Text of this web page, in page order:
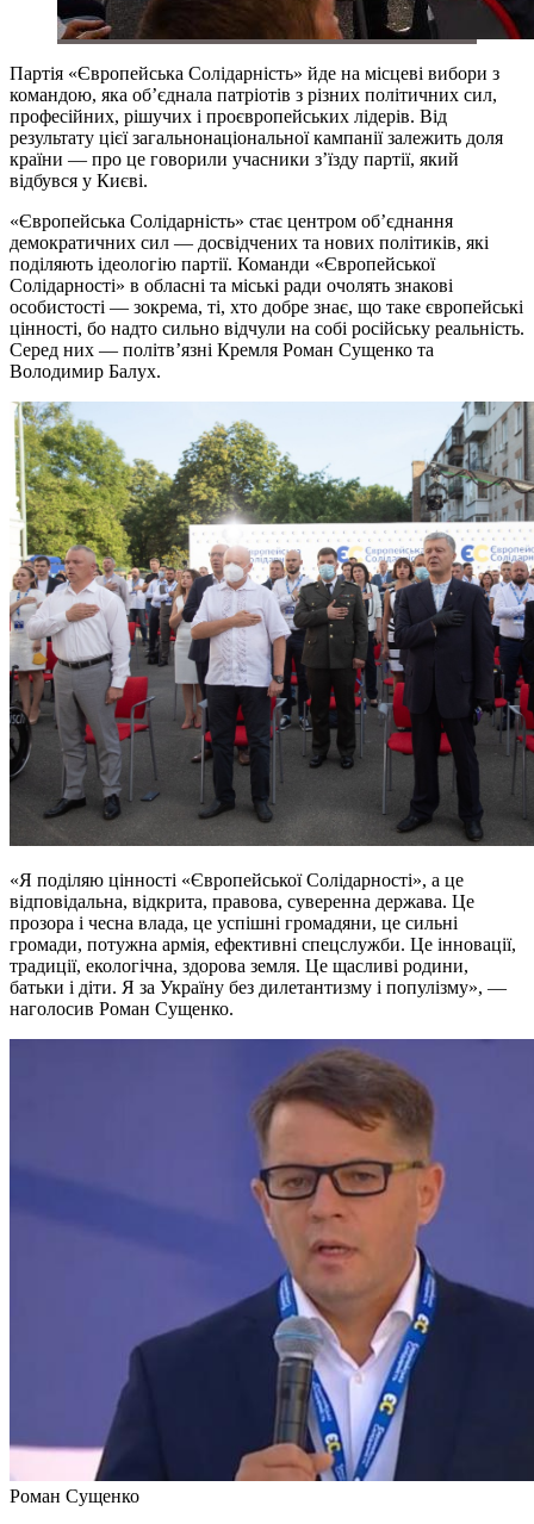
Партія «Європейська Солідарність» йде на місцеві вибори з
командою, яка об’єднала патріотів з різних політичних сил,
професійних, рішучих і проєвропейських лідерів. Від
результату цієї загальнонаціональної кампанії залежить доля
країни — про це говорили учасники з’їзду партії, який
відбувся у Києві.
«Європейська Солідарність» стає центром об’єднання
демократичних сил — досвідчених та нових політиків, які
поділяють ідеологію партії. Команди «Європейської
Солідарності» в обласні та міські ради очолять знакові
особистості — зокрема, ті, хто добре знає, що таке європейські
цінності, бо надто сильно відчули на собі російську реальність.
Серед них — політв’язні Кремля Роман Сущенко та
Володимир Балух.
«Я поділяю цінності «Європейської Солідарності», а це
відповідальна, відкрита, правова, суверенна держава. Це
прозора і чесна влада, це успішні громадяни, це сильні
громади, потужна армія, ефективні спецслужби. Це інновації,
традиції, екологічна, здорова земля. Це щасливі родини,
батьки і діти. Я за Україну без дилетантизму і популізму», —
наголосив Роман Сущенко.
Роман Сущенко